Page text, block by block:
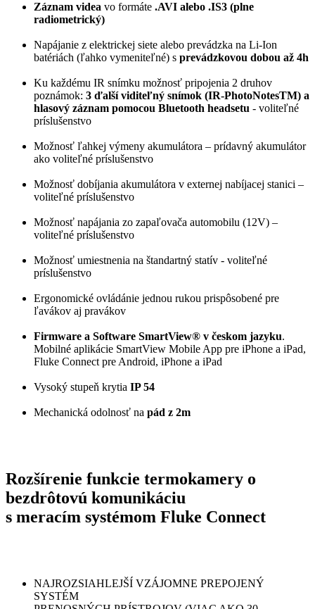
Záznam videa vo formáte .AVI alebo .IS3 (plne
radiometrický)
Napájanie z elektrickej siete alebo prevádzka na Li-Ion
batériách (ľahko vymeniteľné) s prevádzkovou dobou až 4h
Ku každému IR snímku možnosť pripojenia 2 druhov
poznámok: 3 ďalší viditeľný snímok (IR-PhotoNotesTM) a
hlasový záznam pomocou Bluetooth headsetu - voliteľné
príslušenstvo
Možnosť ľahkej výmeny akumulátora – prídavný akumulátor
ako voliteľné príslušenstvo
Možnosť dobíjania akumulátora v externej nabíjacej stanici –
voliteľné príslušenstvo
Možnosť napájania zo zapaľovača automobilu (12V) –
voliteľné príslušenstvo
Možnosť umiestnenia na štandartný statív - voliteľné
príslušenstvo
Ergonomické ovládánie jednou rukou prispôsobené pre
ľavákov aj pravákov
Firmware a Software SmartView® v českom jazyku.
Mobilné aplikácie SmartView Mobile App pre iPhone a iPad,
Fluke Connect pre Android, iPhone a iPad
Vysoký stupeň krytia IP 54
Mechanická odolnosť na pád z 2m
Rozšírenie funkcie termokamery o
bezdrôtovú komunikáciu
s meracím systémom Fluke Connect
NAJROZSIAHLEJŠÍ VZÁJOMNE PREPOJENÝ
SYSTÉM